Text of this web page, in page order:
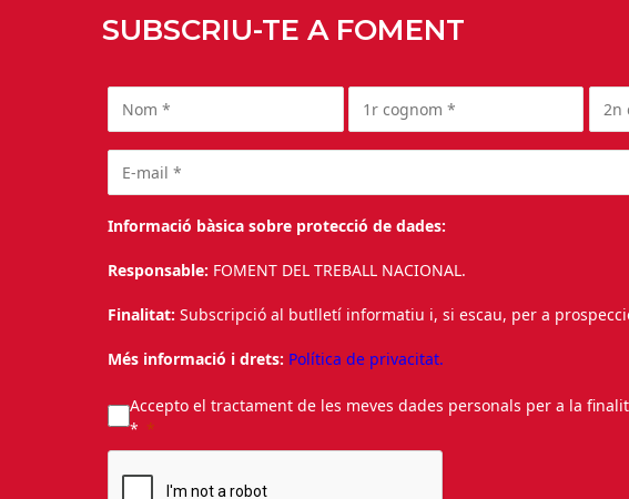
SUBSCRIU-TE A FOMENT
Informació bàsica sobre protecció de dades:
Responsable: FOMENT DEL TREBALL NACIONAL.
Finalitat: Subscripció al butlletí informatiu i, si escau, per a
Més informació i drets: Política de privacitat.
Accepto el tractament de les meves dades personals per a la
*